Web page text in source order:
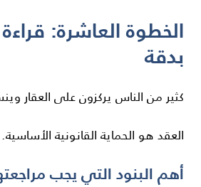
الخطوة العاشرة:
بدقة
كثير من الناس يركزون على العقار
العقد هو الحماية القانونية الأساسية.
أهم البنود التي يجب